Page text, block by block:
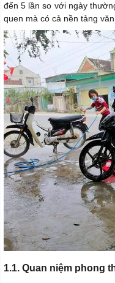
đến 5 lần so với ngày
quen mà có cả nền tảng
1.1. Quan niệm phong